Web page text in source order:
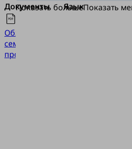
Документы
Язык
Обзор
семейства
продукции
Показать большеПоказать